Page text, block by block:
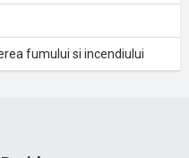
fumului si incendiului